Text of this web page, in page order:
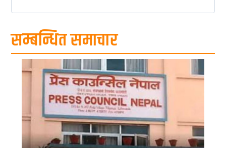
सम्बन्धित समाचार